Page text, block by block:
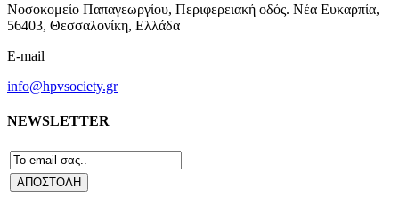
Νοσοκομείο Παπαγεωργίου, Περιφερειακή οδός. Νέα Ευκαρπία,
56403, Θεσσαλονίκη, Ελλάδα
E-mail
info@hpvsociety.gr
NEWSLETTER